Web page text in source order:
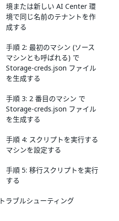
境または新しい AI Center 環
境で同じ名前のテナントを作
成する
手順 2: 最初のマシン (ソース
マシンとも呼ばれる) で
Storage-creds.json ファイル
を生成する
手順 3: 2 番目のマシン で
Storage-creds.json ファイル
を生成する
手順 4: スクリプトを実行する
マシンを設定する
手順 5: 移行スクリプトを実行
する
トラブルシューティング